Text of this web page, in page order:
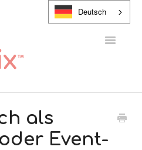
Deutsch
als
Event-